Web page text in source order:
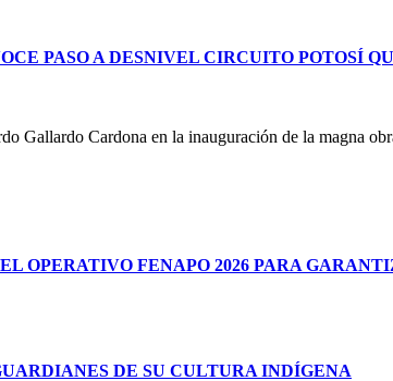
PASO A DESNIVEL CIRCUITO POTOSÍ
Gallardo Cardona en la inauguración de la magna
OPERATIVO FENAPO 2026 PARA
DE SU CULTURA INDÍGENA